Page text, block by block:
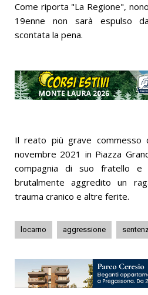
Come riporta "La Regione",
19enne non sarà espulso
scontata la pena.
Il reato più grave commesso
novembre 2021 in Piazza
compagnia di suo fratello e
brutalmente aggredito un
trauma cranico e altre ferite.
locarno aggressione